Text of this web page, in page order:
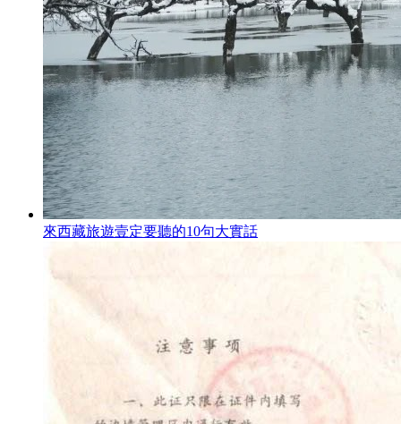
來西藏旅遊壹定要聽的10句大實話